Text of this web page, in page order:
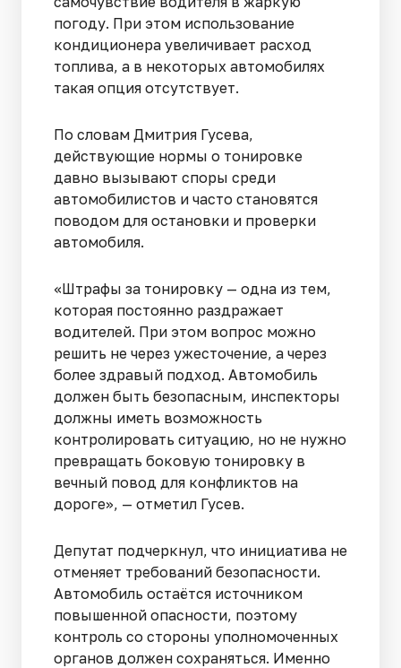
погоду. При этом использование
кондиционера увеличивает расход
топлива, а в некоторых автомобилях
такая опция отсутствует.
По словам Дмитрия Гусева,
действующие нормы о тонировке
давно вызывают споры среди
автомобилистов и часто становятся
поводом для остановки и проверки
автомобиля.
«Штрафы за тонировку — одна из тем,
которая постоянно раздражает
водителей. При этом вопрос можно
решить не через ужесточение, а через
более здравый подход. Автомобиль
должен быть безопасным, инспекторы
должны иметь возможность
контролировать ситуацию, но не нужно
превращать боковую тонировку в
вечный повод для конфликтов на
дороге», — отметил Гусев.
Депутат подчеркнул, что инициатива не
отменяет требований безопасности.
Автомобиль остаётся источником
повышенной опасности, поэтому
контроль со стороны уполномоченных
органов должен сохраняться. Именно